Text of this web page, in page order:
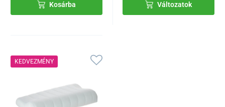
Kosárba Változatok
KEDVEZMÉNY